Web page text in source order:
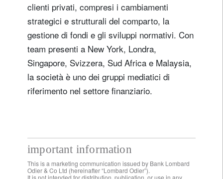
clienti privati, compresi i cambiamenti
strategici e strutturali del comparto, la
gestione di fondi e gli sviluppi normativi. Con
team presenti a New York, Londra,
Singapore, Svizzera, Sud Africa e Malaysia,
la società è uno dei gruppi mediatici di
riferimento nel settore finanziario.
important information
This is a marketing communication issued by Bank Lombard
Odier & Co Ltd (hereinafter “Lombard Odier”).